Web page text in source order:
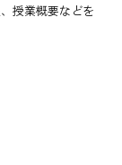
授業概要などを